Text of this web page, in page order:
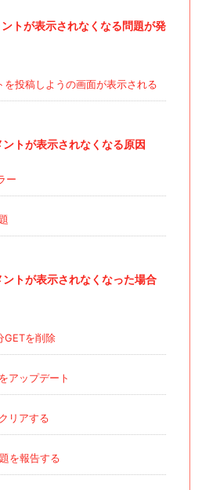
トが表示されなくなる問題が発
を投稿しようの画面が表示される
トが表示されなくなる原因
ー
トが表示されなくなった場合
GETを削除
アップデート
リアする
を報告する